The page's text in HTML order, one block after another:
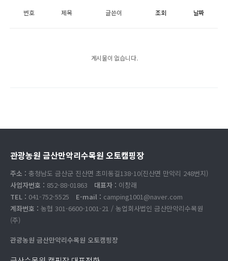
번호 제목 글쓴이 조회 날짜
게시물이 없습니다.
관광농원 금산만악리수목원 오토캠핑장
주소 : 충청남도 금산군 진산면 초미동길138-10(진산면 만악리 248번지)
사업자번호 : 852-88-01863 대표자 : 이창래
TEL : 041-752-5525 E-mail : camping1001@naver.com
계좌번호 : 농협 301-6600-1001-21 / 농업회사법인 금산만악리수목원
(주)
관광농원 금산만악리수목원 오토캠핑장